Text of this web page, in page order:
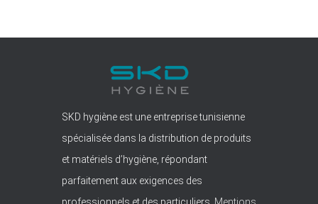
SKD hygiène est une entreprise tunisienne
spécialisée dans la distribution de produits
et matériels d’hygiène, répondant
parfaitement aux exigences des